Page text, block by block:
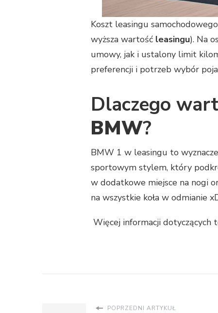
Koszt leasingu
wyższa wartość leasingu). Na
umowy, jak i ustalony limit
preferencji i potrzeb wybór
Dlaczego
BMW?
BMW 1 w leasingu to
sportowym stylem, który
w dodatkowe miejsce na nogi
na wszystkie koła w odmianie
Więcej informacji dotyczących
POPRZEDNI ARTYKUŁ